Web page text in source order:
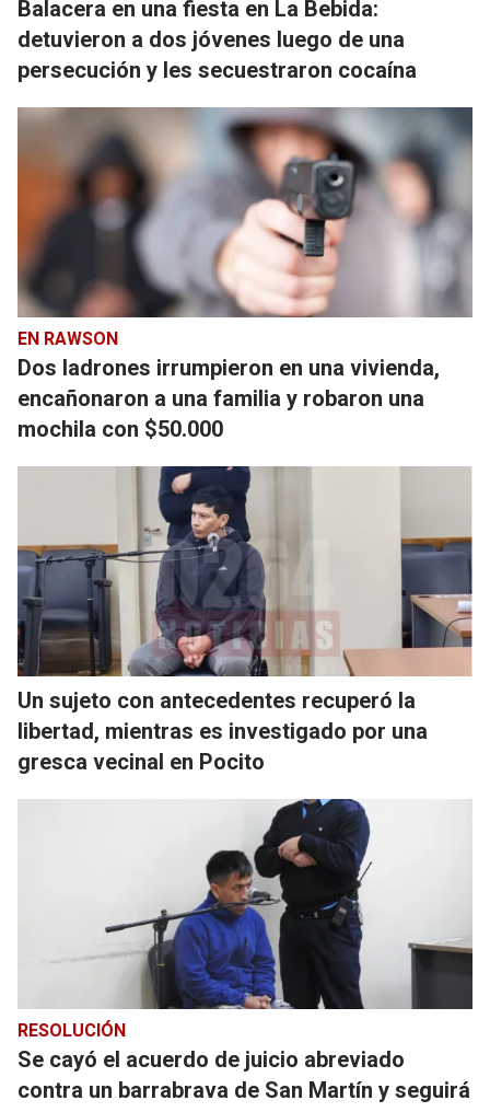
Balacera en una fiesta en La Bebida:
detuvieron a dos jóvenes luego de una
persecución y les secuestraron cocaína
EN RAWSON
Dos ladrones irrumpieron en una vivienda,
encañonaron a una familia y robaron una
mochila con $50.000
Un sujeto con antecedentes recuperó la
libertad, mientras es investigado por una
gresca vecinal en Pocito
RESOLUCIÓN
Se cayó el acuerdo de juicio abreviado
contra un barrabrava de San Martín y seguirá